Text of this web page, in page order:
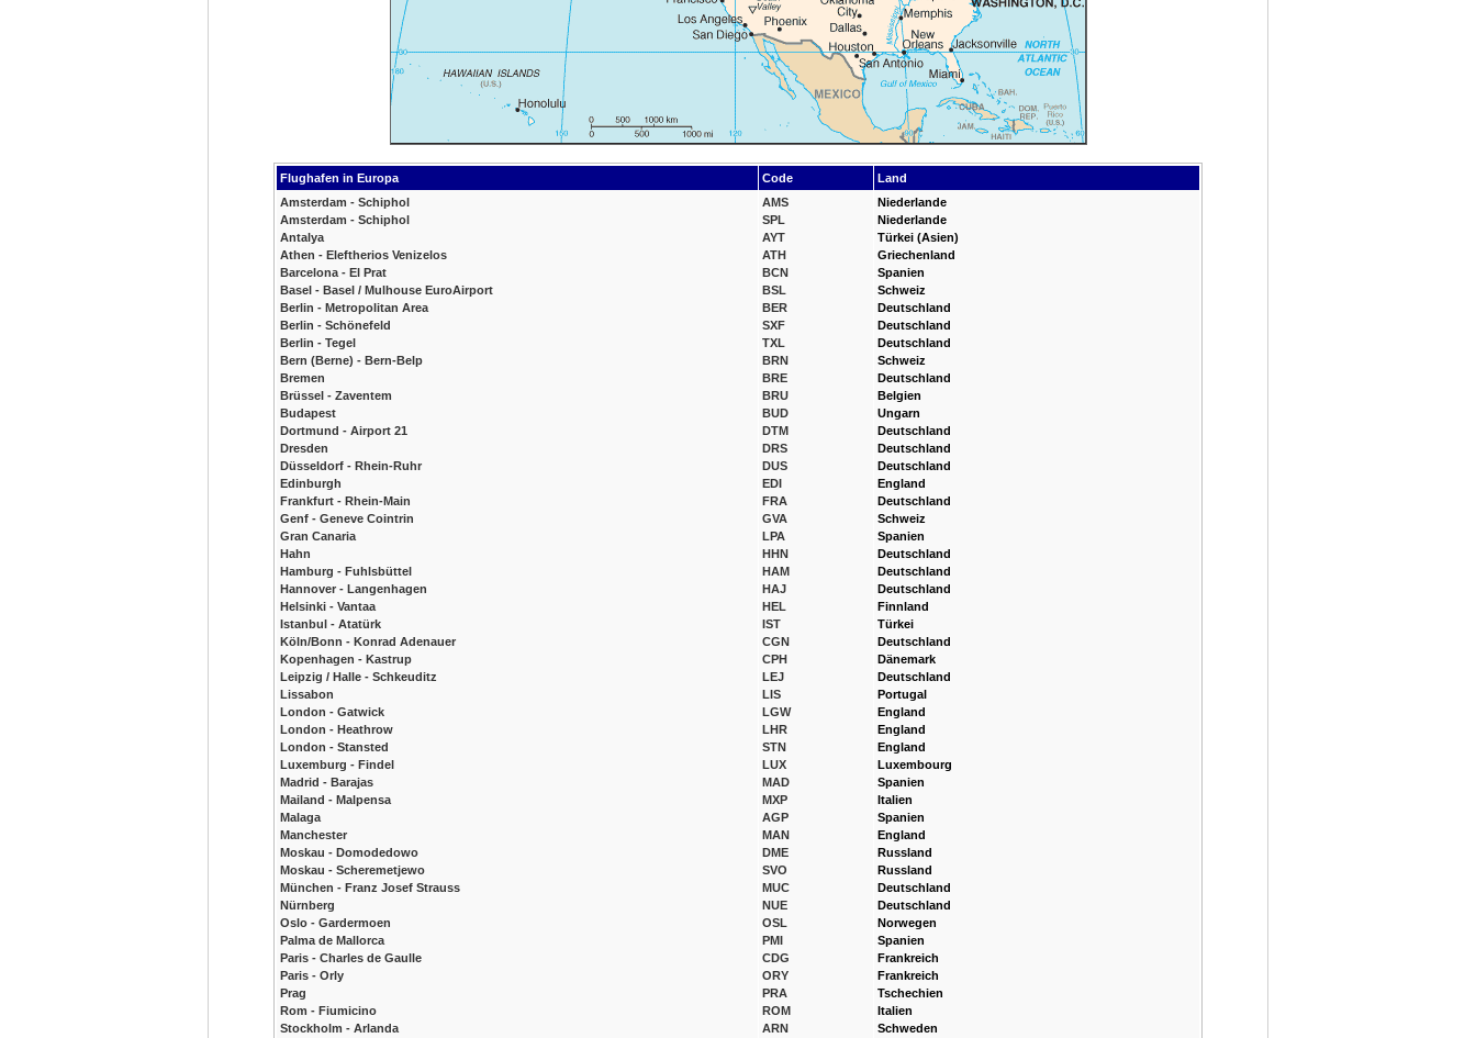
Flughafen in Europa Code
Land
Amsterdam - Schiphol
Amsterdam - Schiphol
Antalya
Athen - Eleftherios Venizelos
Barcelona - El Prat
Basel - Basel / Mulhouse EuroAirport
Berlin - Metropolitan Area
Berlin - Schönefeld
Berlin - Tegel
Bern (Berne) - Bern-Belp
Bremen
Brüssel - Zaventem
Budapest
Dortmund - Airport 21
Dresden
Düsseldorf - Rhein-Ruhr
Edinburgh
Frankfurt - Rhein-Main
Genf - Geneve Cointrin
Gran Canaria
Hahn
Hamburg - Fuhlsbüttel
Hannover - Langenhagen
Helsinki - Vantaa
Istanbul - Atatürk
Köln/Bonn - Konrad Adenauer
Kopenhagen - Kastrup
Leipzig / Halle - Schkeuditz
Lissabon
London - Gatwick
London - Heathrow
London - Stansted
Luxemburg - Findel
Madrid - Barajas
Mailand - Malpensa
Malaga
Manchester
Moskau - Domodedowo
Moskau - Scheremetjewo
München - Franz Josef Strauss
Nürnberg
Oslo - Gardermoen
Palma de Mallorca
Paris - Charles de Gaulle
Paris - Orly
Prag
Rom - Fiumicino
Stockholm - Arlanda
AMS
SPL
AYT
ATH
BCN
BSL
BER
SXF
TXL
BRN
BRE
BRU
BUD
DTM
DRS
DUS
EDI
FRA
GVA
LPA
HHN
HAM
HAJ
HEL
IST
CGN
CPH
LEJ
LIS
LGW
LHR
STN
LUX
MAD
MXP
AGP
MAN
DME
SVO
MUC
NUE
OSL
PMI
CDG
ORY
PRA
ROM
ARN
Niederlande
Niederlande
Türkei (Asien)
Griechenland
Spanien
Schweiz
Deutschland
Deutschland
Deutschland
Schweiz
Deutschland
Belgien
Ungarn
Deutschland
Deutschland
Deutschland
England
Deutschland
Schweiz
Spanien
Deutschland
Deutschland
Deutschland
Finnland
Türkei
Deutschland
Dänemark
Deutschland
Portugal
England
England
England
Luxembourg
Spanien
Italien
Spanien
England
Russland
Russland
Deutschland
Deutschland
Norwegen
Spanien
Frankreich
Frankreich
Tschechien
Italien
Schweden